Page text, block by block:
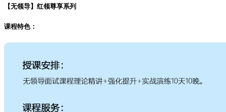
【无领导】红领尊享系列
课程特色：